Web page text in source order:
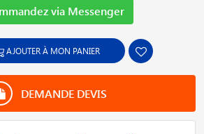
via Messenger
AJOUTER À MON PANIER
DEMANDE DEVIS